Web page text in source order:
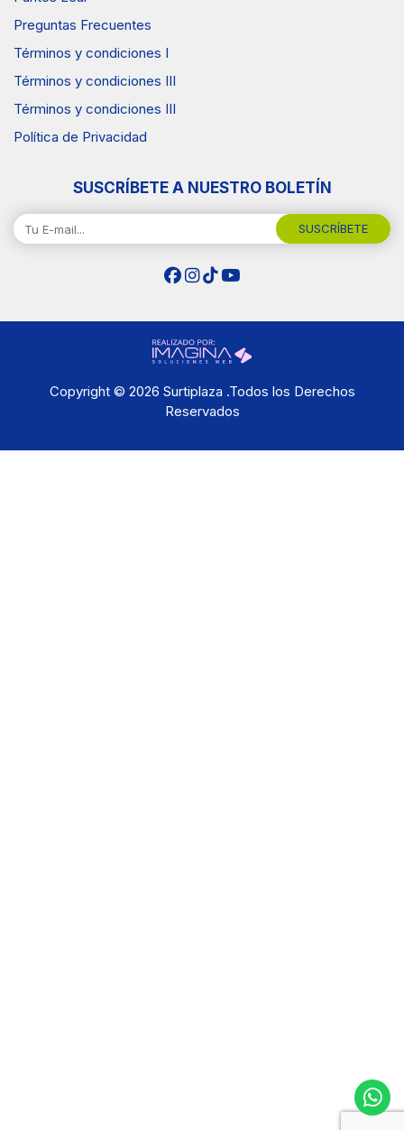
Preguntas Frecuentes
Términos y condiciones I
Términos y condiciones III
Términos y condiciones III
Política de Privacidad
SUSCRÍBETE A NUESTRO BOLETÍN
SUSCRÍBETE
Copyright © 2026 Surtiplaza .Todos los Derechos
Reservados